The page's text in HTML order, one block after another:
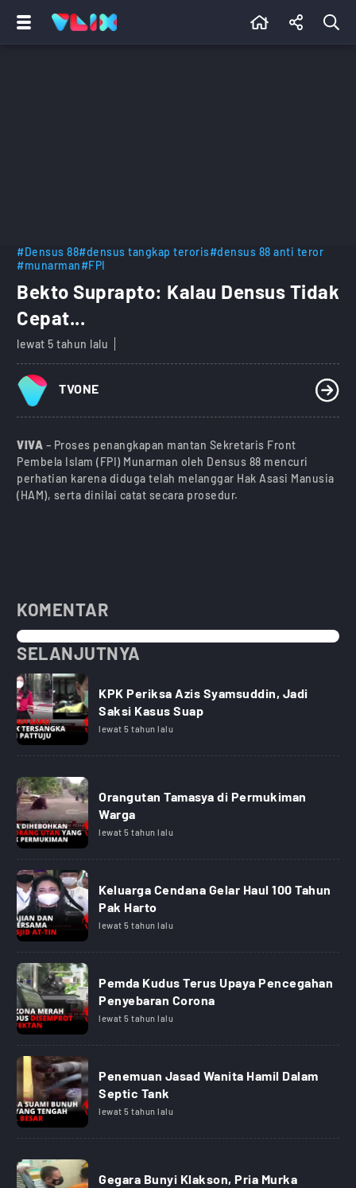
#Densus 88#densus tangkap teroris#densus 88 anti teror
#munarman#FPI
Bekto Suprapto: Kalau Densus Tidak
Cepat...
lewat 5 tahun lalu
TVONE
VIVA – Proses penangkapan mantan Sekretaris Front
Pembela Islam (FPI) Munarman oleh Densus 88 mencuri
perhatian karena diduga telah melanggar Hak Asasi Manusia
(HAM), serta dinilai catat secara prosedur.
KOMENTAR
SELANJUTNYA
KPK Periksa Azis Syamsuddin, Jadi
Saksi Kasus Suap
lewat 5 tahun lalu
Orangutan Tamasya di Permukiman
Warga
lewat 5 tahun lalu
Keluarga Cendana Gelar Haul 100 Tahun
Pak Harto
lewat 5 tahun lalu
Pemda Kudus Terus Upaya Pencegahan
Penyebaran Corona
lewat 5 tahun lalu
Penemuan Jasad Wanita Hamil Dalam
Septic Tank
lewat 5 tahun lalu
Gegara Bunyi Klakson, Pria Murka